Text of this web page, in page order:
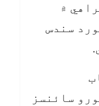
۾
سندس
سائنسز